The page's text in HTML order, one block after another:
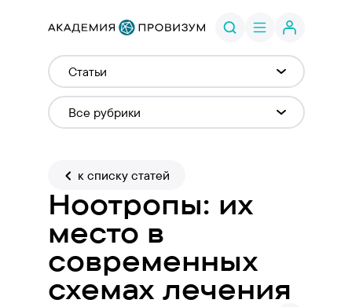
к списку статей
Ноотропы: их
место в
современных
схемах лечения